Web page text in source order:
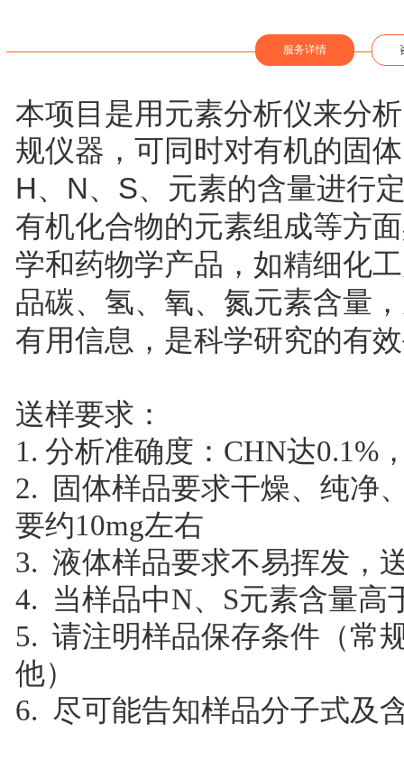
服务详情
本项目是用元素分析仪来分
规仪器，可同时对有机的固
H、 N、 S、元素的含量进行
有机化合物的元素组成等方
学和药物学产品，如精细化
品碳、氢、氧、氮元素含量
有用信息，是科学研究的有
送样要求：
1. 分析准确度：CHN达0.1%
2. 固体样品要求干燥、纯净
要约10mg左右
3. 液体样品要求不易挥发，
4. 当样品中N、S元素含量高
5. 请注明样品保存条件（常
他）
6. 尽可能告知样品分子式及